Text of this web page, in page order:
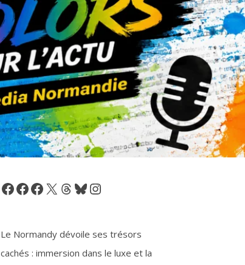
Facebook
Facebook
Facebook
X Threads
BlueskyInstagram
Le Normandy dévoile ses trésors
cachés : immersion dans le luxe et la